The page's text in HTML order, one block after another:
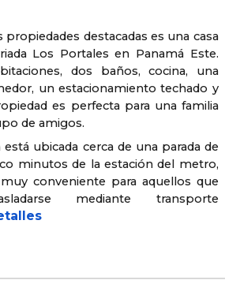
propiedades destacadas es una casa
Los Portales en Panamá Este.
dos baños, cocina, una
un estacionamiento techado y
es perfecta para una familia
de amigos.
está ubicada cerca de una parada de
minutos de la estación del metro,
conveniente para aquellos que
mediante transporte